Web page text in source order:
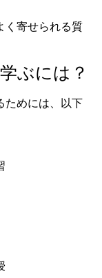
く寄せられる質
ぶには？
ためには、以下